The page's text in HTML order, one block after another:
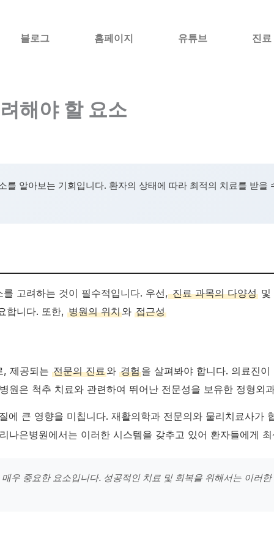
블로그 홈페이지 유튜브 진료
해야 할 요소
를 알아보는 기회입니다. 환자의 상태에 따라 최적의 치료를 받
고려하는 것이 필수적입니다. 우선,진료 과목의 다양성 및
합니다. 또한, 병원의 위치와 접근성
, 제공되는 전문의 진료와 경험을 살펴봐야 합니다. 의료진
원은 척추 치료와 관련하여 뛰어난 전문성을 보유한 정형외
에 큰 영향을 미칩니다. 재활의학과 전문의와 물리치료사가
나은병원에서는 이러한 시스템을 갖추고 있어 환자들에게
우 중요한 요소입니다. 성공적인 치료 및 회복을 위해서는 이러